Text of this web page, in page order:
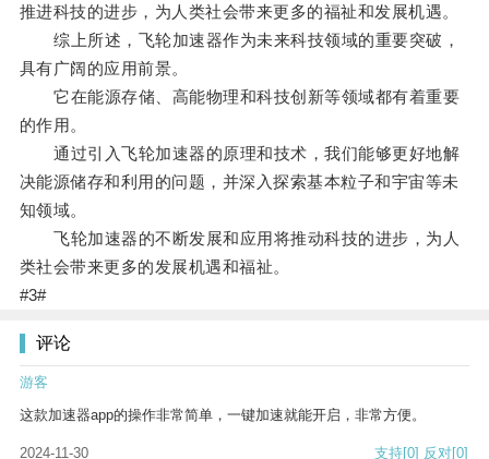
推进科技的进步，为人类社会带来更多的福祉和发展机遇。
综上所述，飞轮加速器作为未来科技领域的重要突破，
具有广阔的应用前景。
它在能源存储、高能物理和科技创新等领域都有着重要
的作用。
通过引入飞轮加速器的原理和技术，我们能够更好地解
决能源储存和利用的问题，并深入探索基本粒子和宇宙等未
知领域。
飞轮加速器的不断发展和应用将推动科技的进步，为人
类社会带来更多的发展机遇和福祉。
#3#
评论
游客
这款加速器app的操作非常简单，一键加速就能开启，非常方便。
2024-11-30 支持[0] 反对[0]